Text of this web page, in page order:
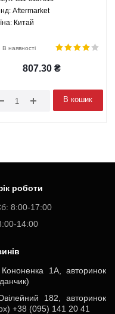
Aftermarket
Китай
В наявності
807.30 ₴
В кошик
роботи
8:00-17:00
14:00
1А, авторинок
182, авторинок
+38 (095) 141 20 41